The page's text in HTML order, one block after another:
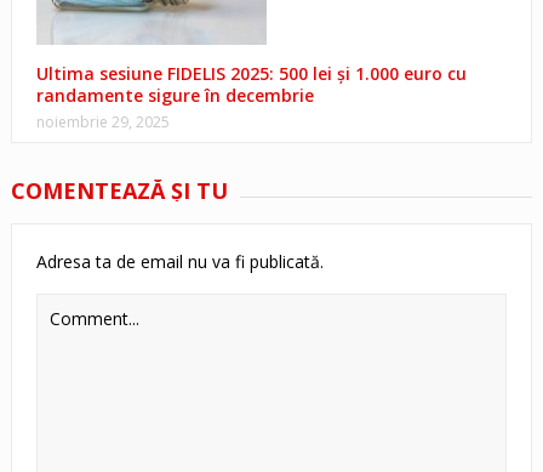
Ultima sesiune FIDELIS 2025: 500 lei și 1.000 euro cu
randamente sigure în decembrie
noiembrie 29, 2025
COMENTEAZĂ ŞI TU
Adresa ta de email nu va fi publicată.